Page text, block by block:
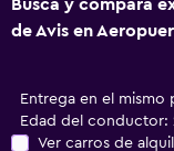
Busca y compara
de Avis en
Entrega en el mismo
Edad del conductor:
Ver carros de